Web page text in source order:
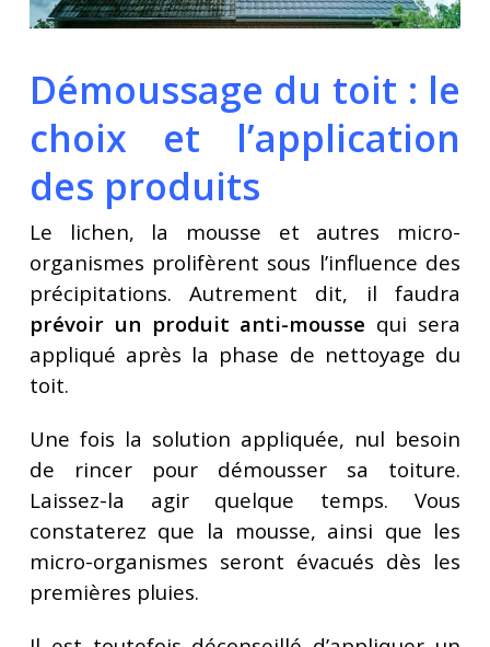
Démoussage du toit : le
choix et l’application
des produits
Le lichen, la mousse et autres micro-
organismes prolifèrent sous l’influence des
précipitations. Autrement dit, il faudra
prévoir un produit anti-mousse qui sera
appliqué après la phase de nettoyage du
toit.
Une fois la solution appliquée, nul besoin
de rincer pour démousser sa toiture.
Laissez-la agir quelque temps. Vous
constaterez que la mousse, ainsi que les
micro-organismes seront évacués dès les
premières pluies.